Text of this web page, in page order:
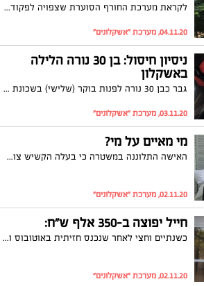
לקראת מערכת החורף הסוערת שצפויה לפקוד את האזור, בעיריית אשקלון נערכו על מנת למנוע הצפות שחוזרות ונשנות בכל שנה מחדש. מחסומים ברחוב הנמר, משאבות מים וניקוי קולטנים
04.11.20, מערכת "אשקלונים"
ניסיון חיסול: בן 30 נורה הלילה
באשקלון
גבר כבן 30 נורה לפנות בוקר (שלישי) בשכונת שמשון באשקלון. הוא נפצע באורח קל בקרסול ופונה לביה"ח ברזילי. המשטרה פתחה בחקירה
03.11.20, מערכת "אשקלונים"
מי מאיים על מי?
האישה התלוננה במשטרה כי בעלה הקשיש צועק עליה והיא חשה מאוימת. הוא מצדו השיב: "אני לא שומע טוב לכן אני מרים את הקול". בנוסף, הגיש הבעל תביעה לפירוק שיתוף לאחר למעלה מ 45 שנות נישואין וטוען : "היא ממררת לי את החיים"
02.11.20, מערכת "אשקלונים"
חייל יפוצה ב-350 אלף ש"ח:
כשנתיים וחצי לאחר שנכנס חזיתית באוטובוס ושבר את הירך: החייל יפוצה ב-350 אלף שקלים בעקבות התאונה. את החייל ייצג עורך הדין איל כהן
02.11.20, מערכת "אשקלונים"